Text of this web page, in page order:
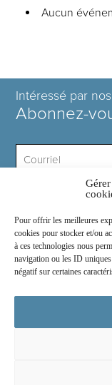
Pour offrir les meilleures
cookies pour stocker et/ou
à ces technologies nous
navigation ou les ID
négatif sur certaines
Aucun
Intéressé par
Abonnez-
2030 boul. Pie IX